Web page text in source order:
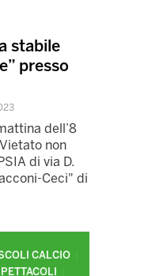
stabile
presso
dell’8
non
di via D.
Ceci" di
CALCIO